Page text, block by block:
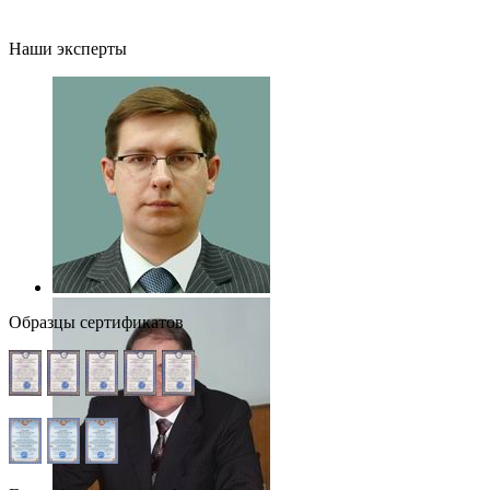
Наши эксперты
Образцы сертификатов